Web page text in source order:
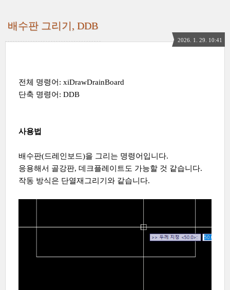
배수판 그리기, DDB
2026. 1. 29. 10:41
전체 명령어: xiDrawDrainBoard
단축 명령어: DDB
사용법
배수판(드레인보드)을 그리는 명령어입니다.
응용해서 골강판, 데크플레이트도 가능할 것 같습니다.
작동 방식은 단열재그리기와 같습니다.